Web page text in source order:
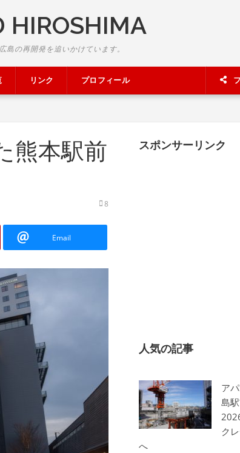
HIROSHIMA
島の再開発を追いかけています。
リンク プロフィール
熊本駅前
8
Email
スポンサーリンク
人気の記事
ア
島
ク
へ